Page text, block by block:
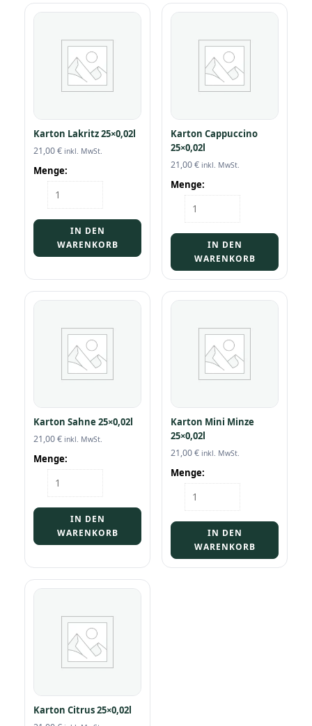
Karton Lakritz 25×0,02l
21,00€ inkl. MwSt.
Menge:
Karton
Lakritz
MengeIN DEN
WARENKORB
Karton Cappuccino
25×0,02l
21,00€ inkl. MwSt.
Menge:
Karton
Cappuccino
MengeIN DEN
WARENKORB
Karton Sahne 25×0,02l
21,00€ inkl. MwSt.
Menge:
Karton
Sahne
MengeIN DEN
WARENKORB
Karton Mini Minze
25×0,02l
21,00€ inkl. MwSt.
Menge:
Karton
Mini
25x0,02l
Menge
IN DEN
WARENKORB
Karton Citrus 25×0,02l